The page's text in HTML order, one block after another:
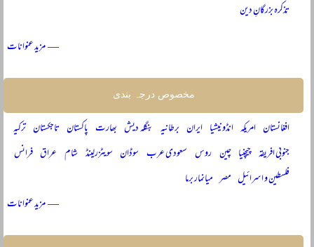
تذکرہ بزرگانِ دین
— مزید عنوانات
مخصوص درجہ بندی
افغانستان امریکہ انڈونیشیا ایران برطانیہ بنگلہ دیش بھارت پاکستان تاجکستان ترکیہ
جنوبی افریقہ چیچنیا چین روس سعودی عرب سوڈان سویٹزرلینڈ شام عراق فرانس
فلسطین و اسرائیل مصر میانمار برما
— مزید عنوانات